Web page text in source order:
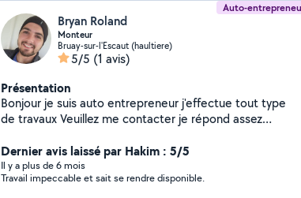
Auto-
Bryan Roland
Monteur
Bruay-sur-l'Escaut (haultiere)
5/5 (1 avis)
Présentation
Bonjour je suis auto entrepreneur j'effectue tout type
de travaux Veuillez me contacter je répond assez
Dernier avis laissé par Hakim : 5/5
Il y a plus de 6 mois
Travail impeccable et sait se rendre disponible.